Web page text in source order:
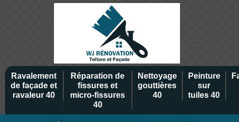
Ravalement
de façade et
ravaleur 40
Réparation de
fissures et
micro-fissures
40
Nettoyage
gouttières
40
Peinture
sur
tuiles 40